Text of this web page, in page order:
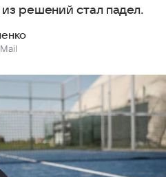
решений стал падел.